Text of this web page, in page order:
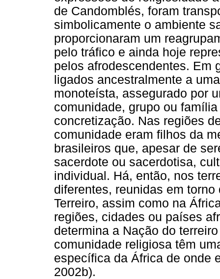
de Candomblés, foram
simbolicamente o ambiente
proporcionaram um
pelo tráfico e ainda hoje
pelos afrodescendentes. Em
ligados ancestralmente a
monoteísta, assegurado por
comunidade, grupo ou
concretização. Nas regiões
comunidade eram filhos da
brasileiros que, apesar de
sacerdote ou sacerdotisa,
individual. Há, então, nos
diferentes, reunidas em
Terreiro, assim como na
regiões, cidades ou países
determina a Nação do
comunidade religiosa têm
específica da África de onde
2002b).